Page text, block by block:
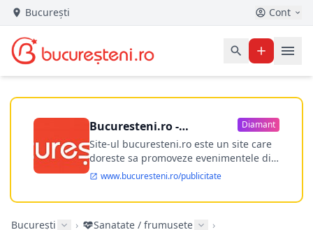
București Cont
Bucuresteni.ro -
publicitate online
Diamant
Site-ul bucuresteni.ro este un site care
doreste sa promoveze evenimentele din
Bucuresti si nu numai, sa puna la
dispozitia utilizatorului cea mai
performanta harta electronica a
www.bucuresteni.ro/publicitate
București › Sanatate / frumusete
›